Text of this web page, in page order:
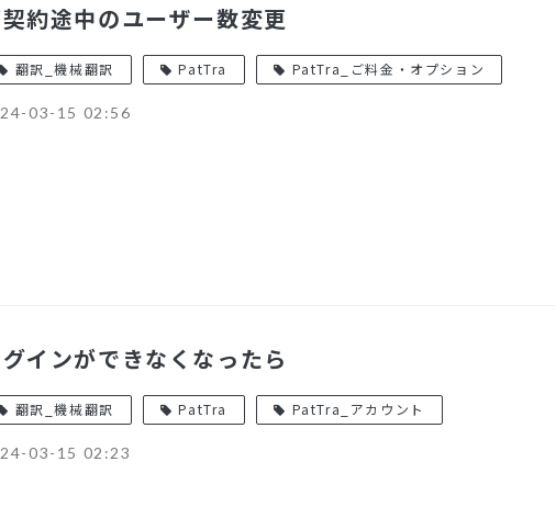
約途中のユーザー数変更
翻訳_機械翻訳 PatTra PatTra_ご料金・オプション
03-15 02:56
インができなくなったら
翻訳_機械翻訳 PatTra PatTra_アカウント
03-15 02:23